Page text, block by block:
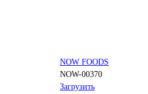
NOW FOODS
NOW-00370
Загрузить